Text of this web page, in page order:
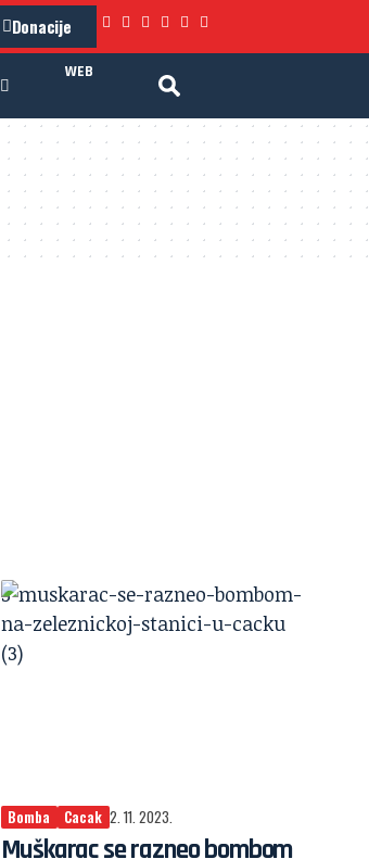
Donacije
WEB
3
Bomba Cacak 2. 11. 2023.
Muškarac se razneo bombom